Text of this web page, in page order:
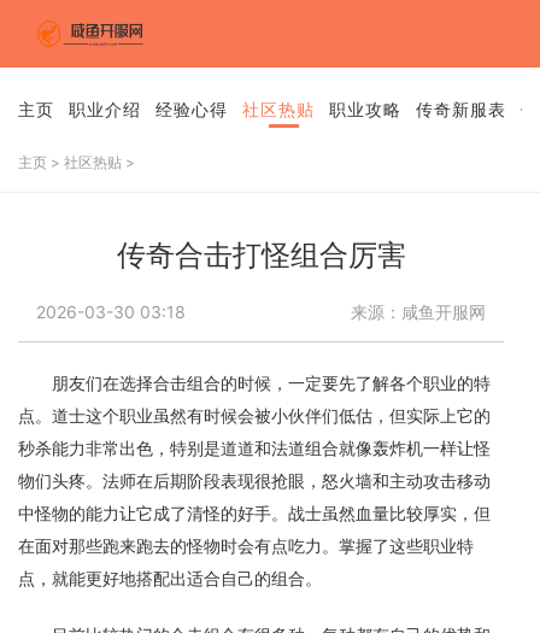
主页 职业介绍 经验心得 社区热贴 职业攻略 传奇新服表
主页 > 社区热贴 >
传奇合击打怪组合厉害
2026-03-30 03:18 来源：咸鱼开服网
朋友们在选择合击组合的时候，一定要先了解各个职业的特
点。道士这个职业虽然有时候会被小伙伴们低估，但实际上它的
秒杀能力非常出色，特别是道道和法道组合就像轰炸机一样让怪
物们头疼。法师在后期阶段表现很抢眼，怒火墙和主动攻击移动
中怪物的能力让它成了清怪的好手。战士虽然血量比较厚实，但
在面对那些跑来跑去的怪物时会有点吃力。掌握了这些职业特
点，就能更好地搭配出适合自己的组合。